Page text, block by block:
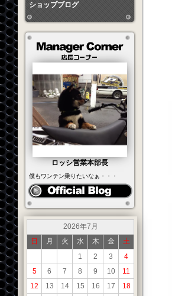
ショップブログ
ロッシ営業本部長
僕もワンテン乗りたいなぁ・・・
2026年7月
日
月 火 水 木 金
土
1
2 3
4
5
6 7 8 9 10
11
12
13 14 15 16 17
18